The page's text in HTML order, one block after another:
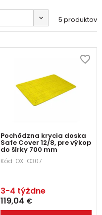
5 produktov
Pochôdzna krycia doska
Safe Cover 12/8, pre výkop
do šírky 700 mm
Kód: OX-O307
3-4 týždne
119,04 €